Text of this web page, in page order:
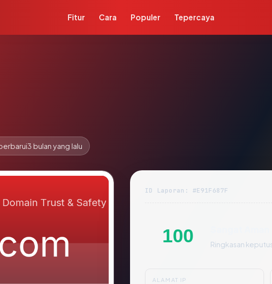
Fitur Cara Populer Tepercaya
3 bulan yang lalu
ID Laporan: #E91F687F
100 Ringkasan
ALAMAT IP